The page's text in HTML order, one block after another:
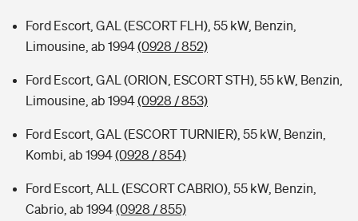
Ford Escort, GAL (ESCORT FLH), 55 kW, Benzin,
Limousine, ab 1994(0928 / 852)
Ford Escort, GAL (ORION, ESCORT STH), 55 kW, Benzin,
Limousine, ab 1994(0928 / 853)
Ford Escort, GAL (ESCORT TURNIER), 55 kW, Benzin,
Kombi, ab 1994(0928 / 854)
Ford Escort, ALL (ESCORT CABRIO), 55 kW, Benzin,
Cabrio, ab 1994(0928 / 855)